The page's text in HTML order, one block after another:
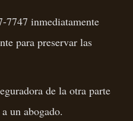
7747 inmediatamente
para preservar las
de la otra parte
un abogado.